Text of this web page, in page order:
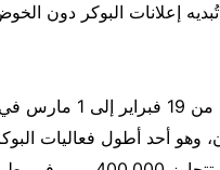
إعلانات البوكر دون
يُقام المهرجان من
وهو أحد أطول فعاليات